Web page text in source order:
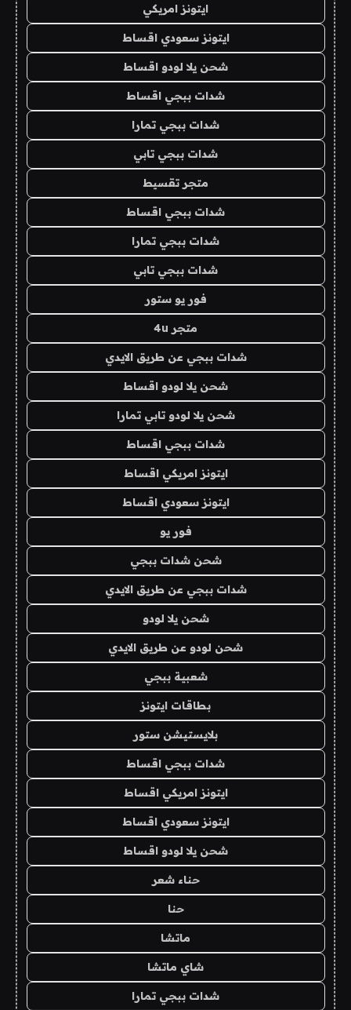
ايتونز امريكي
ايتونز سعودي اقساط
شحن يلا لودو اقساط
شدات ببجي اقساط
شدات ببجي تمارا
شدات ببجي تابي
متجر تقسيط
شدات ببجي اقساط
شدات ببجي تمارا
شدات ببجي تابي
فور يو ستور
متجر 4u
شدات ببجي عن طريق الايدي
شحن يلا لودو اقساط
شحن يلا لودو تابي تمارا
شدات ببجي اقساط
ايتونز امريكي اقساط
ايتونز سعودي اقساط
فور يو
شحن شدات ببجي
شدات ببجي عن طريق الايدي
شحن يلا لودو
شحن لودو عن طريق الايدي
شعبية ببجي
بطاقات ايتونز
بلايستيشن ستور
شدات ببجي اقساط
ايتونز امريكي اقساط
ايتونز سعودي اقساط
شحن يلا لودو اقساط
حناء شعر
حنا
ماتشا
شاي ماتشا
شدات ببجي تمارا